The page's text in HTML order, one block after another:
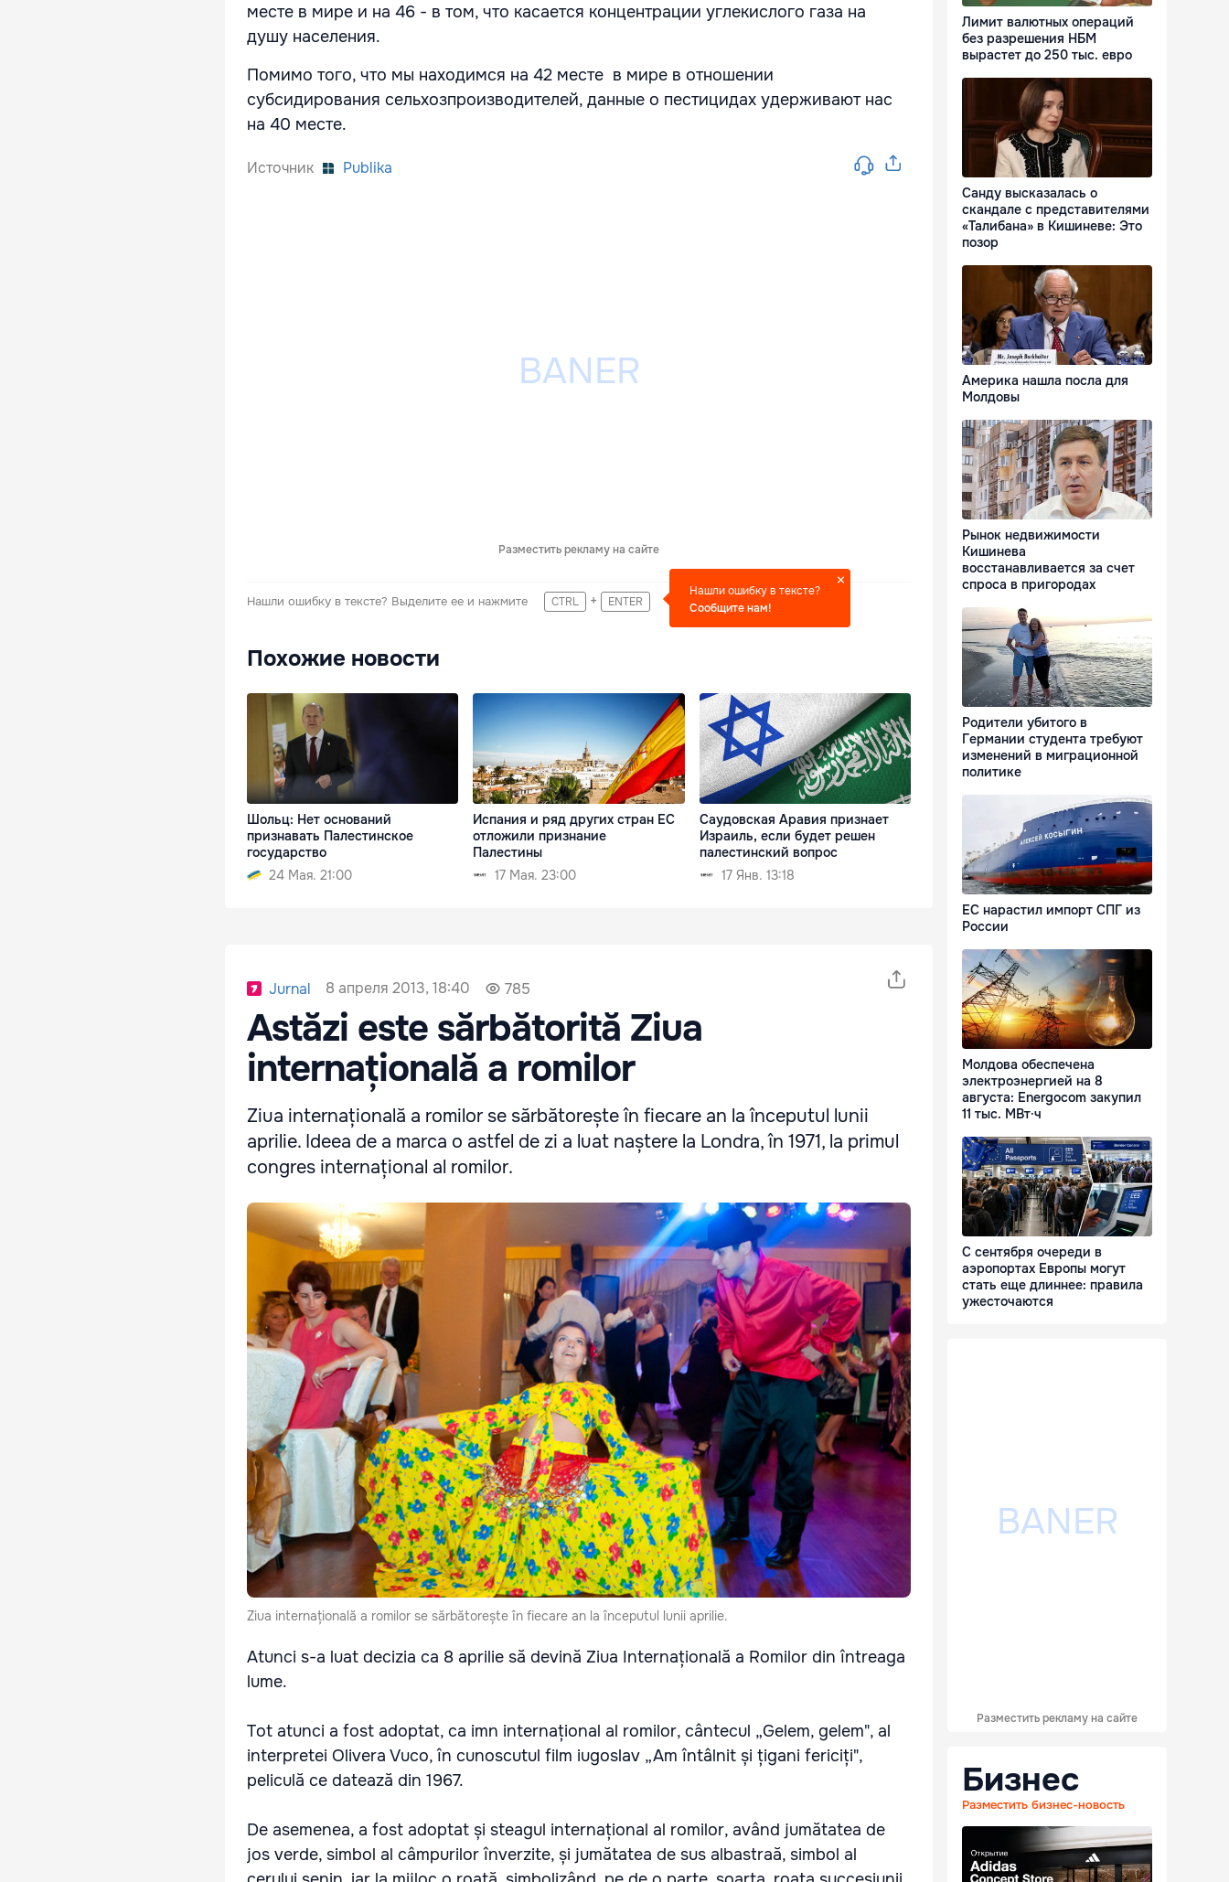
месте в мире и на 46 - в том, что касается концентрации углекислого газа на
душу населения.
Помимо того, что мы находимся на 42 месте в мире в отношении
субсидирования сельхозпроизводителей, данные о пестицидах удерживают нас
на 40 месте.
Источник Publika
Разместить рекламу на сайте
Нашли ошибку в тексте? Выделите ее и нажмите CTRL + ENTER
Нашли ошибку в тексте?
Сообщите нам!
Похожие новости
Шольц: Нет оснований
признавать Палестинское
государство
24 Мая. 21:00
Испания и ряд других стран ЕС
отложили признание
Палестины
17 Мая. 23:00
Саудовская Аравия признает
Израиль, если будет решен
палестинский вопрос
17 Янв. 13:18
Jurnal 8 апреля 2013, 18:40 785
Astăzi este sărbătorită Ziua
internațională a romilor
Ziua internațională a romilor se sărbătorește în fiecare an la începutul lunii
aprilie. Ideea de a marca o astfel de zi a luat naștere la Londra, în 1971, la primul
congres internațional al romilor.
Ziua internațională a romilor se sărbătorește în fiecare an la începutul lunii aprilie.
Atunci s-a luat decizia ca 8 aprilie să devină Ziua Internațională a Romilor din întreaga
lume.
Tot atunci a fost adoptat, ca imn internațional al romilor, cântecul „Gelem, gelem", al
interpretei Olivera Vuco, în cunoscutul film iugoslav „Am întâlnit și țigani fericiți",
peliculă ce datează din 1967.
De asemenea, a fost adoptat și steagul internațional al romilor, având jumătatea de
jos verde, simbol al câmpurilor înverzite, și jumătatea de sus albastraă, simbol al
Лимит валютных операций
без разрешения НБМ
вырастет до 250 тыс. евро
Санду высказалась о
скандале с представителями
«Талибана» в Кишиневе: Это
позор
Америка нашла посла для
Молдовы
Рынок недвижимости
Кишинева
восстанавливается за счет
спроса в пригородах
Родители убитого в
Германии студента требуют
изменений в миграционной
политике
ЕС нарастил импорт СПГ из
России
Молдова обеспечена
электроэнергией на 8
августа: Energocom закупил
11 тыс. МВт·ч
С сентября очереди в
аэропортах Европы могут
стать еще длиннее: правила
ужесточаются
Разместить рекламу на сайте
Бизнес
Разместить бизнес-новость